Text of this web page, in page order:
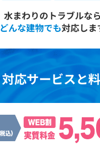
水まわりのトラブルなら
どんな建物でも対応しま
対応サービスと